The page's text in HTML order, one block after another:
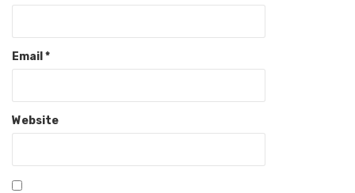
Email*
Website